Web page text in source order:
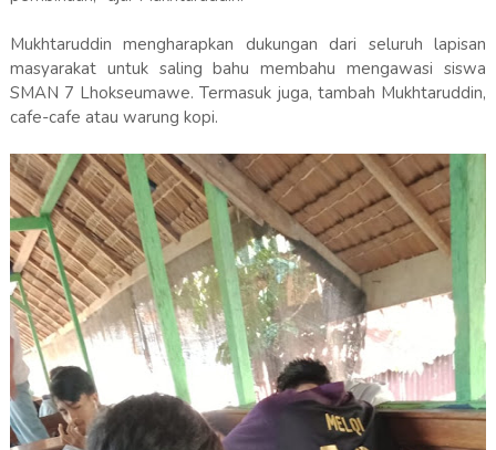
Mukhtaruddin mengharapkan dukungan dari seluruh lapisan
masyarakat untuk saling bahu membahu mengawasi siswa
SMAN 7 Lhokseumawe. Termasuk juga, tambah Mukhtaruddin,
cafe-cafe atau warung kopi.